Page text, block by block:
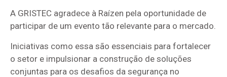
A GRISTEC agradece à Raízen pela oportunidade de
participar de um evento tão relevante para o mercado.
Iniciativas como essa são essenciais para fortalecer
o setor e impulsionar a construção de soluções
conjuntas para os desafios da segurança no